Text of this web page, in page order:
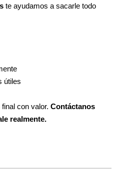
te ayudamos a sacarle todo
útiles
con valor. Contáctanos
realmente.